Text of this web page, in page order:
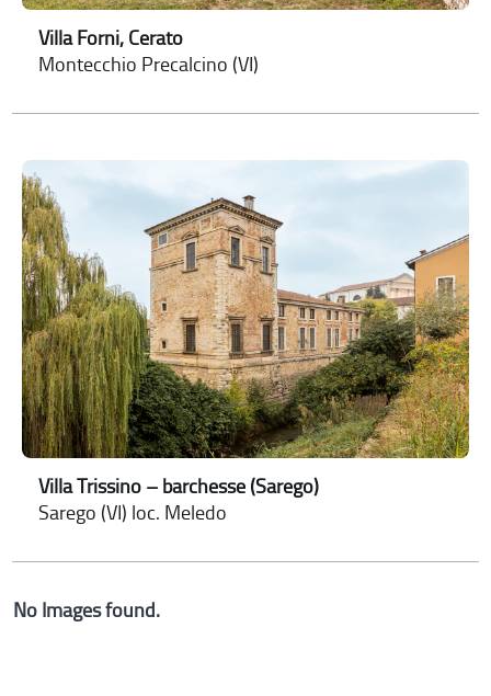
Villa Forni, Cerato
Montecchio Precalcino (VI)
Villa Trissino – barchesse (Sarego)
Sarego (VI) loc. Meledo
No Images found.